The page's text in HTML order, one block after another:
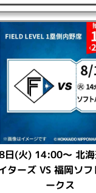
表】
果はコナミスタイル
の方にはメールでも
の追加手続き等はご
送時期】
7月17日(金)より順
る際に登録したお
日(火) 14:00～ 北海
ターズ VS 福岡ソ
ークス